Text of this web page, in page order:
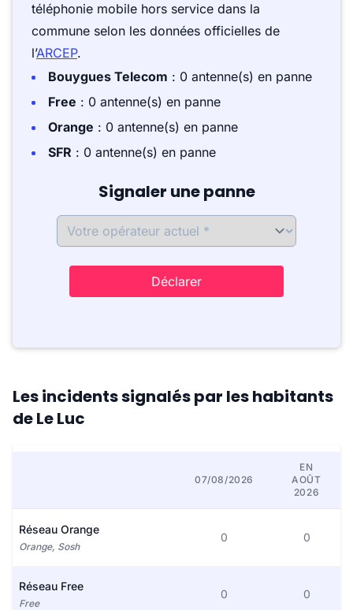
téléphonie mobile hors service dans la
commune selon les données officielles de
l’ARCEP.
Bouygues Telecom : 0 antenne(s) en panne
Free : 0 antenne(s) en panne
Orange : 0 antenne(s) en panne
SFR : 0 antenne(s) en panne
Signaler une panne
Déclarer
Les incidents signalés par les habitants
de Le Luc
07/08/2026
EN
AOÛT
2026
Réseau Orange
Orange, Sosh
0 0
Réseau Free
Free
0 0